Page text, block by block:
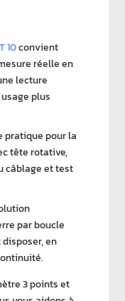
10convient
réelle en
lecture
plus
pratique pour la
tête rotative,
câblage et test
parboucle
en
3 pointset